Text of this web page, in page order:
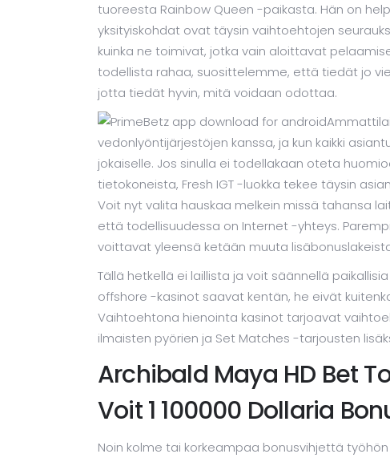
tuoreesta Rainbow Queen -paikasta. Hän on
yksityiskohdat ovat täysin vaihtoehtojen
kuinka ne toimivat, jotka vain aloittavat
todellista rahaa, suosittelemme, että tiedät jo
jotta tiedät hyvin, mitä voidaan odottaa.
vedonlyöntijärjestöjen kanssa, ja kun kaikki
jokaiselle. Jos sinulla ei todellakaan oteta
tietokoneista, Fresh IGT -luokka tekee täysin
Voit nyt valita hauskaa melkein missä tahansa
että todellisuudessa on Internet -yhteys.
voittavat yleensä ketään muuta
Tällä hetkellä ei laillista ja voit säännellä
offshore -kasinot saavat kentän, he eivät
Vaihtoehtona hienointa kasinot tarjoavat
ilmaisten pyörien ja Set Matches -tarjousten
Archibald Maya HD Bet
Voit 1 100000 Dollaria
Noin kolme tai korkeampaa bonusvihjettä